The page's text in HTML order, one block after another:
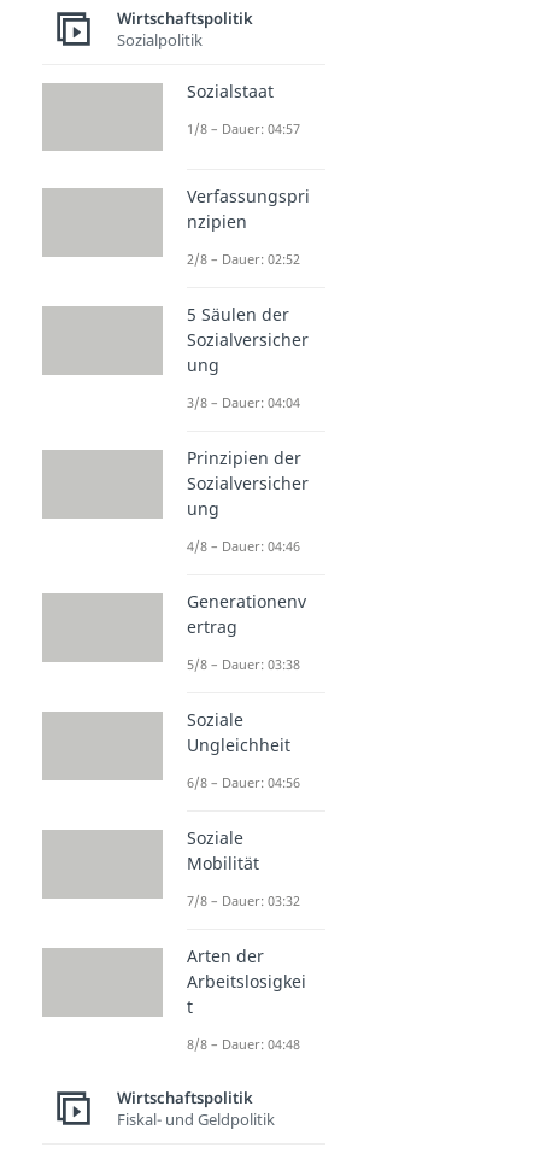
Wirtschaftspolitik
Sozialpolitik
Sozialstaat
1/8 – Dauer: 04:57
Verfassungspri
nzipien
2/8 – Dauer: 02:52
5 Säulen der
Sozialversicher
ung
3/8 – Dauer: 04:04
Prinzipien der
Sozialversicher
ung
4/8 – Dauer: 04:46
Generationenv
ertrag
5/8 – Dauer: 03:38
Soziale
Ungleichheit
6/8 – Dauer: 04:56
Soziale
Mobilität
7/8 – Dauer: 03:32
Arten der
Arbeitslosigkei
t
8/8 – Dauer: 04:48
Wirtschaftspolitik
Fiskal- und Geldpolitik